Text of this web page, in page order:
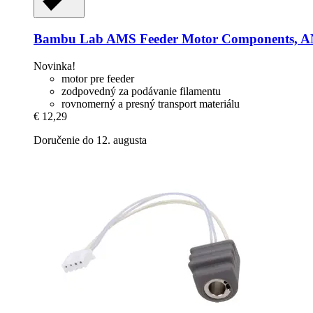
Bambu Lab AMS Feeder Motor Components,
Novinka!
motor pre feeder
zodpovedný za podávanie filamentu
rovnomerný a presný transport materiálu
€ 12,29
Doručenie do 12. augusta